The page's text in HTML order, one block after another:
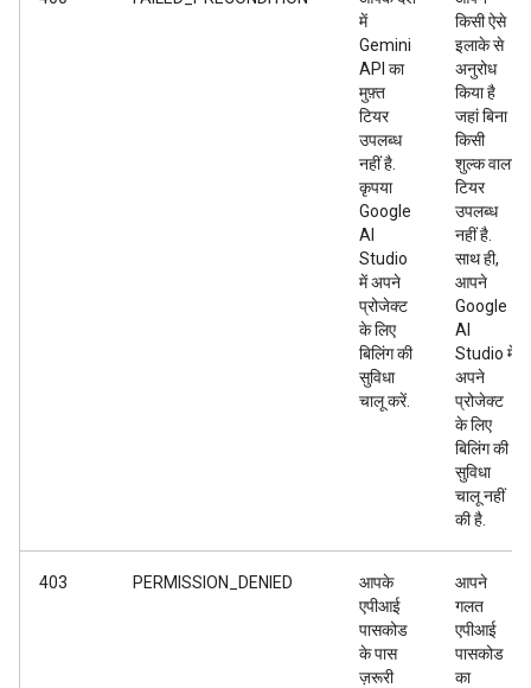
में
Gemini
API का
मुफ़्त
टियर
उपलब्ध
नहीं है.
कृपया
Google
AI
Studio
में अपने
प्रोजेक्ट
के लिए
बिलिंग की
सुविधा
चालू करें.
किसी ऐसे
इलाके से
अनुरोध
किया है
जहां बिना
किसी
शुल्क वाला
टियर
उपलब्ध
नहीं है.
साथ ही,
आपने
Google
AI
Studio में
अपने
प्रोजेक्ट
के लिए
बिलिंग की
सुविधा
चालू नहीं
की है.
403 PERMISSION_DENIED
आपके
एपीआई
पासकोड
के पास
ज़रूरी
आपने
गलत
एपीआई
पासकोड
का